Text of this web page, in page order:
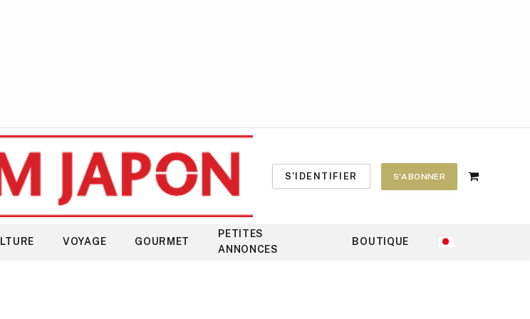
S'IDENTIFIER S'ABONNER
Shopping
VOYAGE GOURMET
PETITES
ANNONCES
BOUTIQUE